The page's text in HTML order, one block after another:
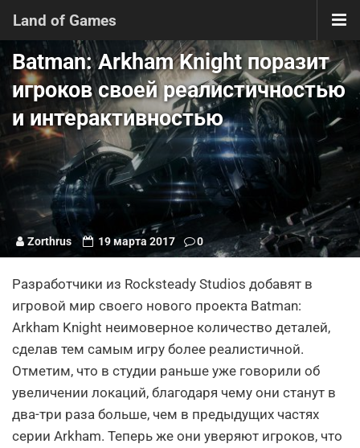
Land of Games
Batman: Arkham Knight поразит
игроков своей реалистичностью
и интерактивностью
Zorthrus 19 марта 2017 0
Разработчики из Rocksteady Studios добавят в
игровой мир своего нового проекта Batman:
Arkham Knight неимоверное количество деталей,
сделав тем самым игру более реалистичной.
Отметим, что в студии раньше уже говорили об
увеличении локаций, благодаря чему они станут в
два-три раза больше, чем в предыдущих частях
серии Arkham. Теперь же они уверяют игроков, что